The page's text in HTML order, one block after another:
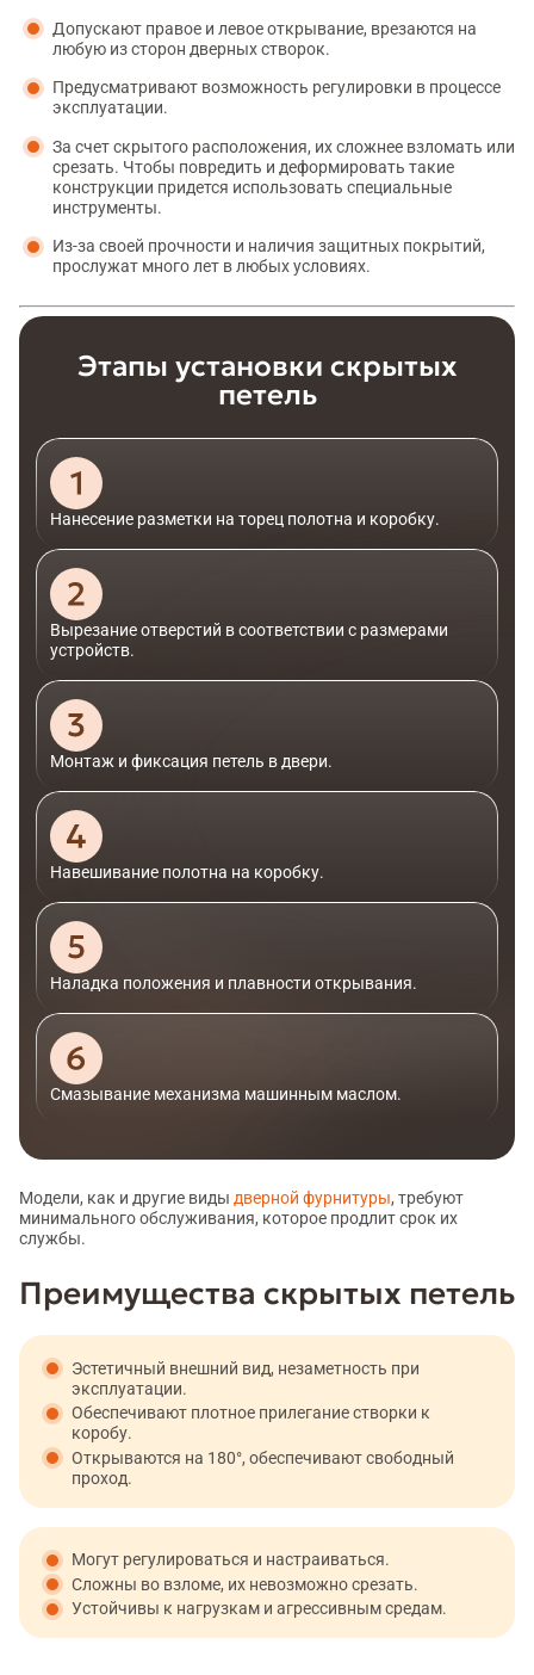
Допускают правое и левое открывание, врезаются на
любую из сторон дверных створок.
Предусматривают возможность регулировки в процессе
эксплуатации.
За счет скрытого расположения, их сложнее взломать или
срезать. Чтобы повредить и деформировать такие
конструкции придется использовать специальные
инструменты.
Из-за своей прочности и наличия защитных покрытий,
прослужат много лет в любых условиях.
Этапы установки скрытых
петель
Нанесение разметки на торец полотна и коробку.
Вырезание отверстий в соответствии с размерами
устройств.
Монтаж и фиксация петель в двери.
Навешивание полотна на коробку.
Наладка положения и плавности открывания.
Смазывание механизма машинным маслом.
Модели, как и другие виды дверной фурнитуры, требуют
минимального обслуживания, которое продлит срок их
службы.
Преимущества скрытых петель
Эстетичный внешний вид, незаметность при
эксплуатации.
Обеспечивают плотное прилегание створки к
коробу.
Открываются на 180°, обеспечивают свободный
проход.
Могут регулироваться и настраиваться.
Сложны во взломе, их невозможно срезать.
Устойчивы к нагрузкам и агрессивным средам.